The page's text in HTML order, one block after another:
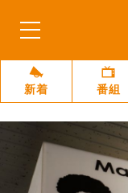
新着 番組